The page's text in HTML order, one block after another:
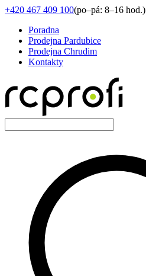
+420 467 409 100(po–pá: 8–16 hod.)
Poradna
Prodejna Pardubice
Prodejna Chrudim
Kontakty